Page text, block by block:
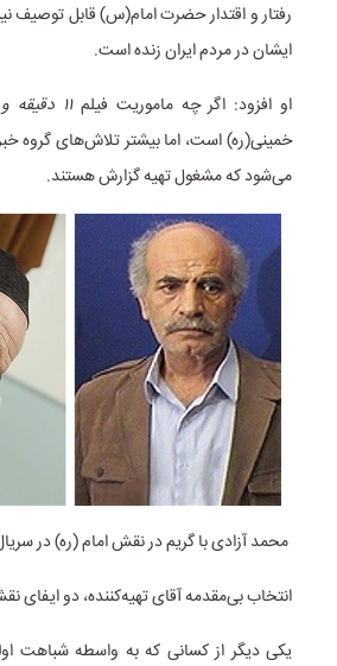
رفتار و اقتدار حضرت امام(س) قابل توصیف
ایشان در مردم ایران زنده است.
او افزود: اگر چه ماموریت فیلم۱۱ دقیقه و ۳۰ ثانیه
خمینی(ره) است، اما بیشتر تلاش‌های گروه
می‌شود که مشغول تهیه گزارش هستند.
محمد آزادی با گریم در نقش امام (ره) در
انتخاب بی‌مقدمه آقای تهیه‌کننده، دو
یکی دیگر از کسانی که به واسطه شباهت